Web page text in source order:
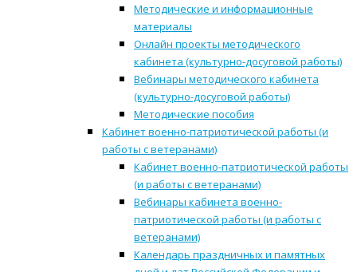
Методические и информационные
материалы
Онлайн проекты методического
кабинета (культурно-досуговой работы)
Вебинары методического кабинета
(культурно-досуговой работы)
Методические пособия
Кабинет военно-патриотической работы (и
работы с ветеранами)
Кабинет военно-патриотической работы
(и работы с ветеранами)
Вебинары кабинета военно-
патриотической работы (и работы с
ветеранами)
Календарь праздничных и памятных